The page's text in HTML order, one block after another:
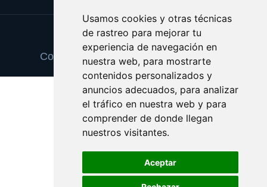
Usamos cookies y otras técnicas
de rastreo para mejorar tu
experiencia de navegación en
nuestra web, para mostrarte
contenidos personalizados y
anuncios adecuados, para analizar
el tráfico en nuestra web y para
comprender de donde llegan
nuestros visitantes.
Aceptar
Update cookies preferences
Copyright © 2025 espaciosnaturales.es